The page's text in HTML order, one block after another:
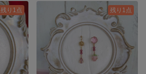
残り1点 残り1点